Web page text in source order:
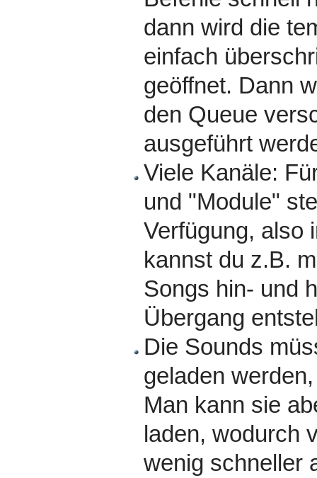
dann wird die
einfach
geöffnet. Dann
den Queue
ausgeführt
Viele Kanäle:
und "Module"
Verfügung, also
kannst du z.B.
Songs hin- und
Übergang
Die Sounds
geladen
Man kann sie
laden, wodurch
wenig schneller